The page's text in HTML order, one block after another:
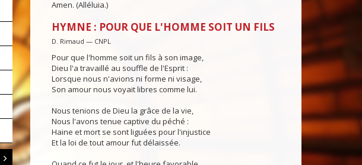
Amen. (Alléluia.)
HYMNE : POUR QUE L'HOMME SOIT UN FILS
D. Rimaud — CNPL
Pour que l'homme soit un fils à son image,
Dieu l'a travaillé au souffle de l'Esprit :
Lorsque nous n'avions ni forme ni visage,
Son amour nous voyait libres comme lui.
Nous tenions de Dieu la grâce de la vie,
Nous l'avons tenue captive du péché :
Haine et mort se sont liguées pour l'injustice
Et la loi de tout amour fut délaissée.